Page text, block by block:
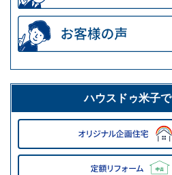
ハウスドゥ米子